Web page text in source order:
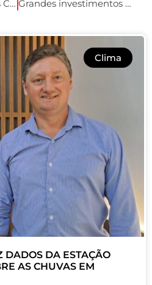
Descubra os Segredos Culinários do Sushi Itiban: Uma Viagem de Sabores Japoneses. Grandes investimentos para as águas Thermais em XV de Novembro.
Clima
DADOS DA ESTAÇÃO
AS CHUVAS EM